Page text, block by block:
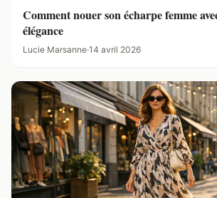
Comment nouer son écharpe femme
élégance
Lucie Marsanne·14 avril 2026